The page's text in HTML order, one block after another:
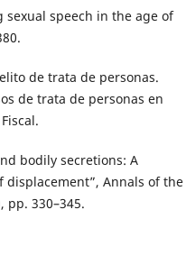
sexual speech in the age of
de trata de personas.
de trata de personas en
bodily secretions: A
Annals of the
pp. 330–345.